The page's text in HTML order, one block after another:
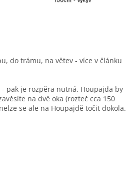
do trámu, na větev - více v článku
pak je rozpěra nutná. Houpajda by
na dvě oka (rozteč cca 150
se ale na Houpajdě točit dokola.